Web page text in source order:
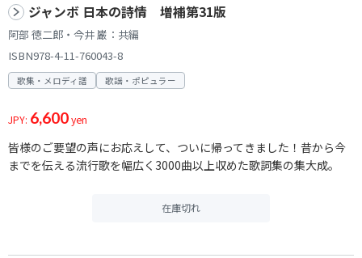
ジャンボ 日本の詩情 増補第31版
阿部 徳二郎・今井 巌：共編
ISBN978-4-11-760043-8
歌集・メロディ譜 歌謡・ポピュラー
JPY: 6,600yen
皆様のご要望の声にお応えして、ついに帰ってきました！昔から今
までを伝える流行歌を幅広く3000曲以上収めた歌詞集の集大成。
在庫切れ